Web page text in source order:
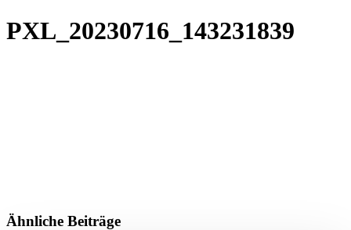
PXL_20230716_143231839
Ähnliche Beiträge